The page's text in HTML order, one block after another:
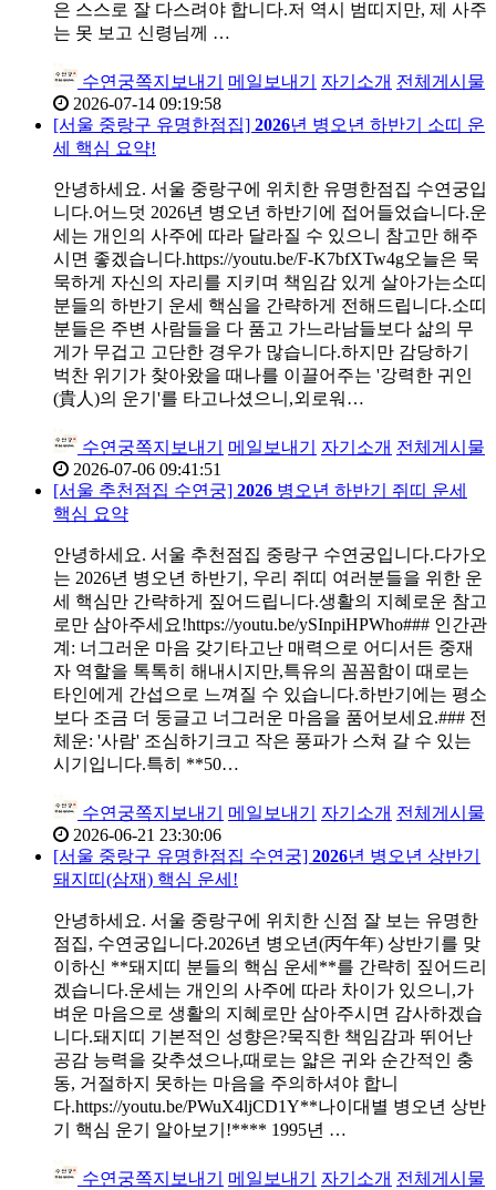
은 스스로 잘 다스려야 합니다.저 역시 범띠지만, 제 사주
는 못 보고 신령님께 …
수연궁쪽지보내기 메일보내기 자기소개 전체게시물
2026-07-14 09:19:58
[서울 중랑구 유명한점집] 2026년 병오년 하반기 소띠 운
세 핵심 요약!
안녕하세요. 서울 중랑구에 위치한 유명한점집 수연궁입
니다.어느덧 2026년 병오년 하반기에 접어들었습니다.운
세는 개인의 사주에 따라 달라질 수 있으니 참고만 해주
시면 좋겠습니다.https://youtu.be/F-K7bfXTw4g오늘은 묵
묵하게 자신의 자리를 지키며 책임감 있게 살아가는소띠
분들의 하반기 운세 핵심을 간략하게 전해드립니다.소띠
분들은 주변 사람들을 다 품고 가느라남들보다 삶의 무
게가 무겁고 고단한 경우가 많습니다.하지만 감당하기
벅찬 위기가 찾아왔을 때나를 이끌어주는 '강력한 귀인
(貴人)의 운기'를 타고나셨으니,외로워…
수연궁쪽지보내기 메일보내기 자기소개 전체게시물
2026-07-06 09:41:51
[서울 추천점집 수연궁] 2026 병오년 하반기 쥐띠 운세
핵심 요약
안녕하세요. 서울 추천점집 중랑구 수연궁입니다.다가오
는 2026년 병오년 하반기, 우리 쥐띠 여러분들을 위한 운
세 핵심만 간략하게 짚어드립니다.생활의 지혜로운 참고
로만 삼아주세요!https://youtu.be/ySInpiHPWho### 인간관
계: 너그러운 마음 갖기타고난 매력으로 어디서든 중재
자 역할을 톡톡히 해내시지만,특유의 꼼꼼함이 때로는
타인에게 간섭으로 느껴질 수 있습니다.하반기에는 평소
보다 조금 더 둥글고 너그러운 마음을 품어보세요.### 전
체운: '사람' 조심하기크고 작은 풍파가 스쳐 갈 수 있는
시기입니다.특히 **50…
수연궁쪽지보내기 메일보내기 자기소개 전체게시물
2026-06-21 23:30:06
[서울 중랑구 유명한점집 수연궁] 2026년 병오년 상반기
돼지띠(삼재) 핵심 운세!
안녕하세요. 서울 중랑구에 위치한 신점 잘 보는 유명한
점집, 수연궁입니다.2026년 병오년(丙午年) 상반기를 맞
이하신 **돼지띠 분들의 핵심 운세**를 간략히 짚어드리
겠습니다.운세는 개인의 사주에 따라 차이가 있으니,가
벼운 마음으로 생활의 지혜로만 삼아주시면 감사하겠습
니다.돼지띠 기본적인 성향은?묵직한 책임감과 뛰어난
공감 능력을 갖추셨으나,때로는 얇은 귀와 순간적인 충
동, 거절하지 못하는 마음을 주의하셔야 합니
다.https://youtu.be/PWuX4ljCD1Y**나이대별 병오년 상반
기 핵심 운기 알아보기!**** 1995년 …
수연궁쪽지보내기 메일보내기 자기소개 전체게시물